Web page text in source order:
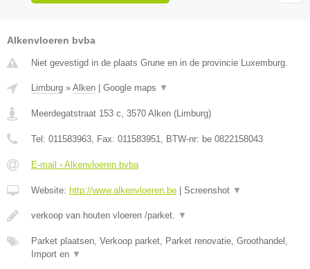
Alkenvloeren bvba
Niet gevestigd in de plaats Grune en in de provincie Luxemburg.
Limburg » Alken Google maps ▼
Meerdegatstraat 153 c, 3570 Alken (Limburg)
Tel: 011583963, Fax: 011583951, BTW-nr: be 0822158043
E-mail › Alkenvloeren bvba
Website: http://www.alkenvloeren.be Screenshot ▼
verkoop van houten vloeren /parket. ▼
Parket plaatsen, Verkoop parket, Parket renovatie, Groothandel,
Import en ▼